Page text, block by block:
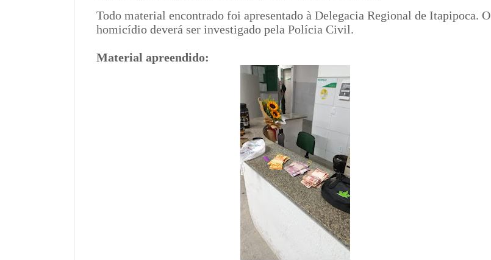
Todo material encontrado foi apresentado à Delegacia Regional de Itapipoca. O
homicídio deverá ser investigado pela Polícia Civil.
Material apreendido: